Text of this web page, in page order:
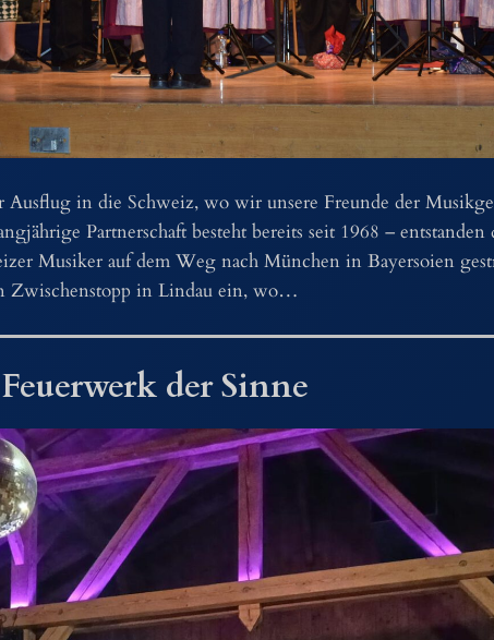
in die Schweiz, wo wir unsere Freunde der
Partnerschaft besteht bereits seit 1968 – entstanden
Musiker auf dem Weg nach München in Bayersoien
Zwischenstopp in Lindau ein, wo…
der Sinne